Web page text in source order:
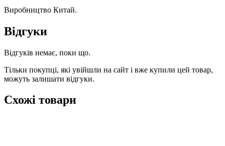
Виробництво Китай.
Відгуки
Відгуків немає, поки що.
Тільки покупці, які увійшли на сайт і вже купили цей товар,
можуть залишати відгуки.
Схожі товари